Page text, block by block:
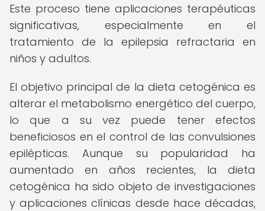
Este proceso tiene aplicaciones terapéuticas
significativas, especialmente en el
tratamiento de la epilepsia refractaria en
niños y adultos.
El objetivo principal de la dieta cetogénica es
alterar el metabolismo energético del cuerpo,
lo que a su vez puede tener efectos
beneficiosos en el control de las convulsiones
epilépticas. Aunque su popularidad ha
aumentado en años recientes, la dieta
cetogénica ha sido objeto de investigaciones
y aplicaciones clínicas desde hace décadas,